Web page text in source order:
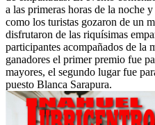
a las primeras horas de la noche
como los turistas gozaron de un
disfrutaron de las riquísimas
participantes acompañados de la
ganadores el primer premio fue
mayores, el segundo lugar fue
puesto Blanca Sarapura.